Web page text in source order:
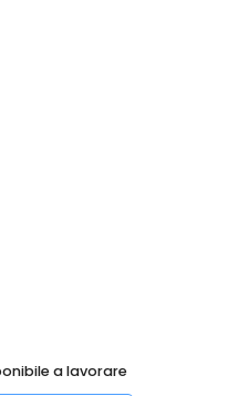
a lavorare